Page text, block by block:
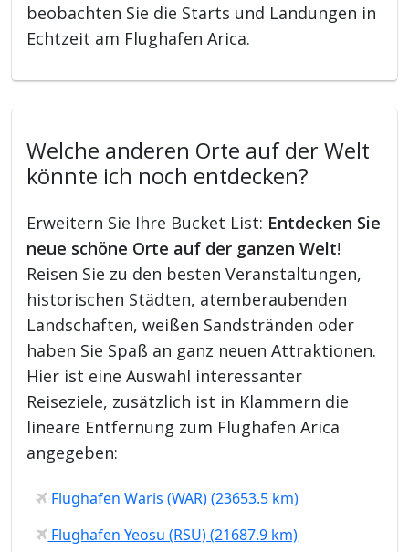
beobachten Sie die Starts und Landungen in
Echtzeit am Flughafen Arica.
Welche anderen Orte auf der Welt
könnte ich noch entdecken?
Erweitern Sie Ihre Bucket List: Entdecken Sie
neue schöne Orte auf der ganzen Welt!
Reisen Sie zu den besten Veranstaltungen,
historischen Städten, atemberaubenden
Landschaften, weißen Sandstränden oder
haben Sie Spaß an ganz neuen Attraktionen.
Hier ist eine Auswahl interessanter
Reiseziele, zusätzlich ist in Klammern die
lineare Entfernung zum Flughafen Arica
angegeben:
Flughafen Waris (WAR) (23653.5 km)
Flughafen Yeosu (RSU) (21687.9 km)